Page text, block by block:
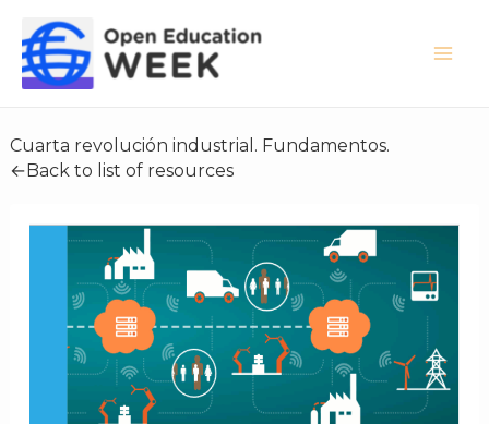
content
Cuarta revolución industrial. Fundamentos.
←Back to list of resources